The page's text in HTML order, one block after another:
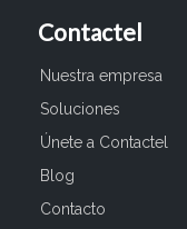
Contactel
Nuestra empresa
Soluciones
Únete a Contactel
Blog
Contacto